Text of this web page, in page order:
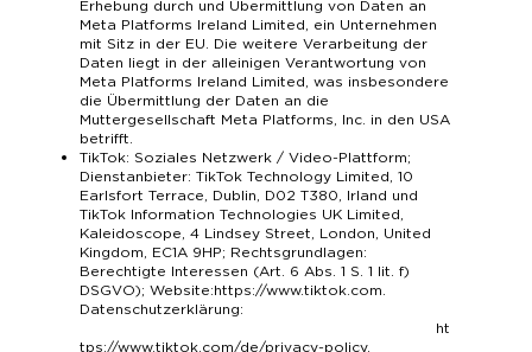
Erhebung durch und Übermittlung von Daten an
Meta Platforms Ireland Limited, ein Unternehmen
mit Sitz in der EU. Die weitere Verarbeitung der
Daten liegt in der alleinigen Verantwortung von
Meta Platforms Ireland Limited, was insbesondere
die Übermittlung der Daten an die
Muttergesellschaft Meta Platforms, Inc. in den USA
betrifft.
TikTok: Soziales Netzwerk / Video-Plattform;
Dienstanbieter: TikTok Technology Limited, 10
Earlsfort Terrace, Dublin, D02 T380, Irland und
TikTok Information Technologies UK Limited,
Kaleidoscope, 4 Lindsey Street, London, United
Kingdom, EC1A 9HP; Rechtsgrundlagen:
Berechtigte Interessen (Art. 6 Abs. 1 S. 1 lit. f)
DSGVO); Website:https://www.tiktok.com
Datenschutzerklärung:
ht
tps://www.tiktok.com/de/privacy-policy.